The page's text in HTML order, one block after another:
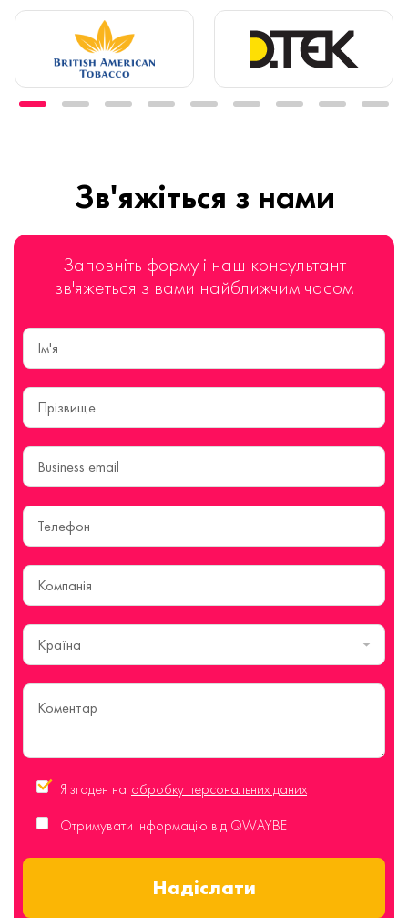
Зв'яжіться з нами
Заповніть форму і наш консультант
зв'яжеться з вами найближчим часом
Країна
Я згоден на обробку персональних даних
Отримувати інформацію від QWAYBE
Надіслати